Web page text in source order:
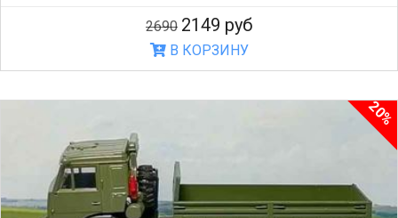
2690 2149 руб
В КОРЗИНУ
20%